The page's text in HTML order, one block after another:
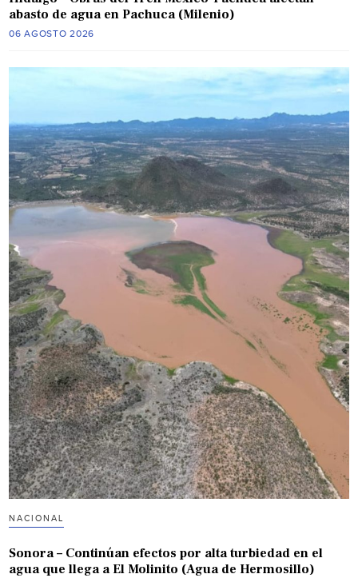
abasto de agua en Pachuca (Milenio)
06 AGOSTO 2026
NACIONAL
Sonora – Continúan efectos por alta turbiedad en el
agua que llega a El Molinito (Agua de Hermosillo)